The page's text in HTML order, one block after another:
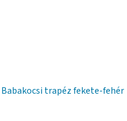
Babakocsi trapéz fekete-fehér